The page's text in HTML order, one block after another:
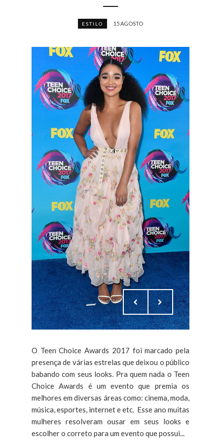
ESTILO 15 AGOSTO
O Teen Choice Awards 2017 foi marcado pela
presença de várias estrelas que deixou o público
babando com seus looks. Pra quem nada o Teen
Choice Awards é um evento que premia os
melhores em diversas áreas como: cinema, moda,
música, esportes, internet e etc. Esse ano muitas
mulheres resolveram ousar em seus looks e
escolher o correto para um evento que possui...